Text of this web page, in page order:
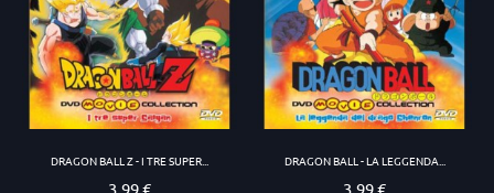
DRAGON BALL Z - I TRE SUPER...
Prezzo
3,99 €
DRAGON BALL - LA LEGGENDA...
Prezzo
3,99 €